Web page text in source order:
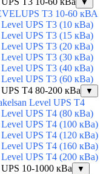
▼
T3 10-60 кВА
UPS T3 (10 кВа)
UPS T3 (15 кВа)
UPS T3 (20 кВа)
UPS T3 (30 кВа)
UPS T3 (40 кВа)
UPS T3 (60 кВа)
T4 80-200 кВа
▼
Level UPS T4
UPS T4 (80 кВа)
UPS T4 (100 кВа)
UPS T4 (120 кВа)
UPS T4 (160 кВа)
UPS T4 (200 кВа)
10-1000 кВа
▼